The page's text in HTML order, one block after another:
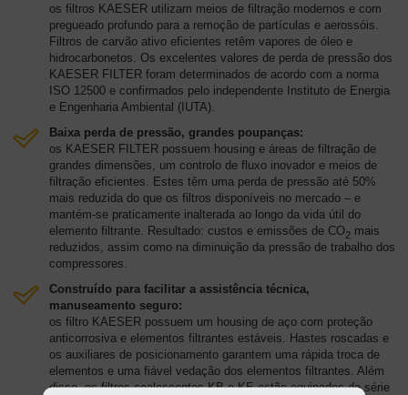
os filtros KAESER utilizam meios de filtração modernos e com
pregueado profundo para a remoção de partículas e aerossóis.
Filtros de carvão ativo eficientes retêm vapores de óleo e
hidrocarbonetos. Os excelentes valores de perda de pressão dos
KAESER FILTER foram determinados de acordo com a norma
ISO 12500 e confirmados pelo independente Instituto de Energia
e Engenharia Ambiental (IUTA).
Baixa perda de pressão, grandes poupanças:
os KAESER FILTER possuem housing e áreas de filtração de
grandes dimensões, um controlo de fluxo inovador e meios de
filtração eficientes. Estes têm uma perda de pressão até 50%
mais reduzida do que os filtros disponíveis no mercado – e
mantém-se praticamente inalterada ao longo da vida útil do
elemento filtrante. Resultado: custos e emissões de CO2 mais
reduzidos, assim como na diminuição da pressão de trabalho dos
compressores.
Construído para facilitar a assistência técnica,
manuseamento seguro:
os filtro KAESER possuem um housing de aço com proteção
anticorrosiva e elementos filtrantes estáveis. Hastes roscadas e
os auxiliares de posicionamento garantem uma rápida troca de
elementos e uma fiável vedação dos elementos filtrantes. Além
disso, os filtros coalescentes KB e KE estão equipados de série